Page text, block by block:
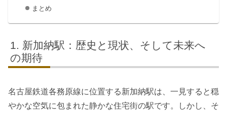
まとめ
新加納駅：歴史と現状、そして未来へ
の期待
名古屋鉄道各務原線に位置する新加納駅は、一見すると穏
やかな空気に包まれた静かな住宅街の駅です。しかし、そ